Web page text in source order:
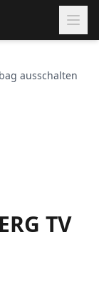
ausschalten
TV